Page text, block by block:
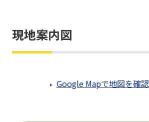
現地案内図
Google Mapで地図を確